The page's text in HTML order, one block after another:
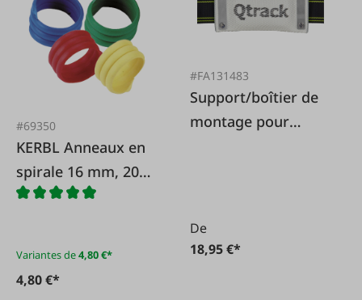
#69350
KERBL Anneaux en
spirale 16 mm, 20
pcs.
Variantes de4,80 €*
4,80 €*
#FA131483
Support/boîtier de
montage pour
De
18,95 €*